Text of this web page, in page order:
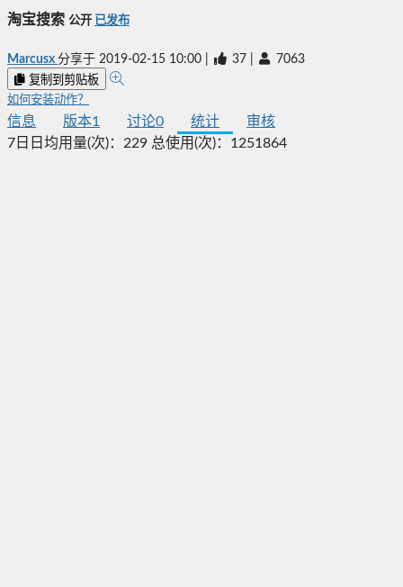
淘宝搜索 公开 已发布
Marcusx 分享于 2019-02-15 10:00 37 7063
复制到剪贴板
如何安装动作？
信息 版本1 讨论0 统计
审核
7日日均用量(次)： 229 总使用(次)： 1251864